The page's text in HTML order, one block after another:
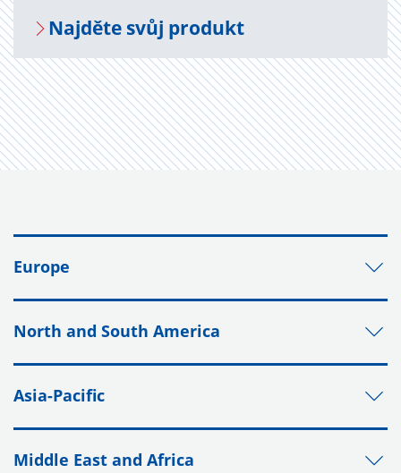
Na­jdě­te svůj pro­dukt
Europe
North and South America
Asia-Pacific
Middle East and Africa